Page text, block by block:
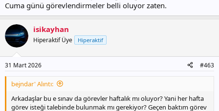
Cuma günü görevlendirmeler belli oluyor zaten.
isikayhan
Hiperaktif Üye Hiperaktif
31 Mart 2026 #463
bejndar' Alıntı:
Arkadaşlar bu e sınav da görevler haftalık mı oluyor? Yani her hafta
görev isteği talebinde bulunmak mı gerekiyor? Geçen baktım görev